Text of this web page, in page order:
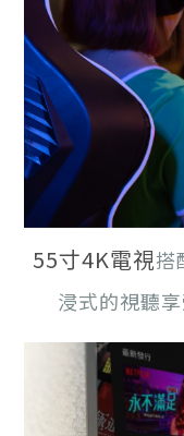
55寸4K電視搭
浸式的視聽